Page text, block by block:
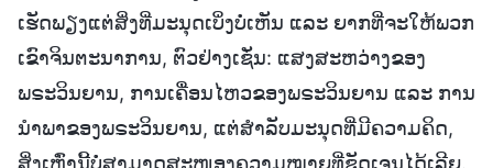
ເຮັດພຽງແຕ່ສິ່ງທີ່ມະນຸດເບິ່ງບໍ່ເຫັນ ແລະ ຍາກທີ່ຈະໃຫ້ພວກ
ເຂົາຈິນຕະນາການ, ຕົວຢ່າງເຊັ່ນ: ແສງສະຫວ່າງຂອງ
ພຣະວິນຍານ, ການເຄື່ອນໄຫວຂອງພຣະວິນຍານ ແລະ ການ
ນໍາພາຂອງພຣະວິນຍານ, ແຕ່ສຳລັບມະນຸດທີ່ມີຄວາມຄິດ,
ສິ່ງເຫຼົ່ານີ້ບໍ່ສາມາດສະໜອງຄວາມໝາຍທີ່ຊັດເຈນໄດ້ເລີຍ.